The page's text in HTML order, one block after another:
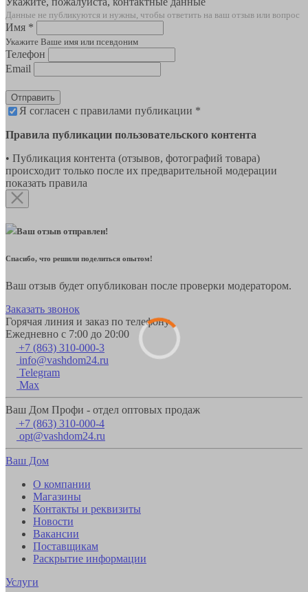
Данные не публикуются и нужны, чтобы ответить на ваш отзыв или вопрос
Имя *
Укажите Ваше имя или псевдоним
Телефон
Email
Отправить
Я согласен с правилами публикации *
Правила публикации пользовательского контента
• Публикация контента (отзывов, фотографий товара)
происходит только после их предварительной модерации
показать правила
Ваш отзыв отправлен!
Спасибо, что решили поделиться опытом!
Ваш отзыв будет опубликован после проверки модератором.
Заказать звонок
Горячая линия и заказ по телефону
Ежедневно с 7:00 до 20:00
+7 (863) 310-000-3
info@vashdom24.ru
Telegram
Max
Ваш Дом Профи - отдел оптовых продаж
+7 (863) 310-000-4
opt@vashdom24.ru
Ваш Дом
О компании
Магазины
Контакты и реквизиты
Новости
Вакансии
Поставщикам
Раскрытие информации
Услуги